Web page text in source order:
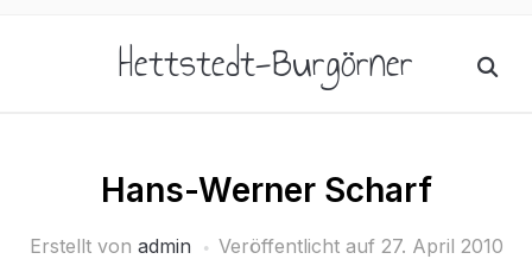
Hettstedt-Burgörner
Hans-Werner Scharf
Erstellt von admin Veröffentlicht auf 27. April 2010